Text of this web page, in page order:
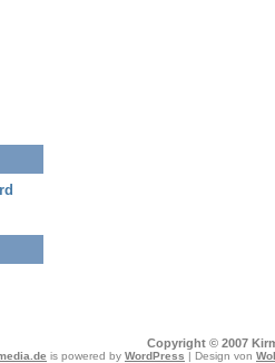
Copyright © 2007
is powered by WordPress | Design von